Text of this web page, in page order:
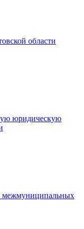
области
юридическую
межмуниципальных